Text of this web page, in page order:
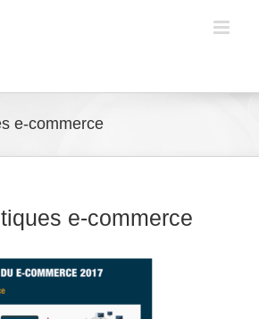
e-commerce
e-commerce